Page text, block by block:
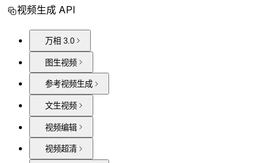
视频生成 API
万相 3.0
图生视频
参考视频生成
文生视频
视频编辑
视频超清